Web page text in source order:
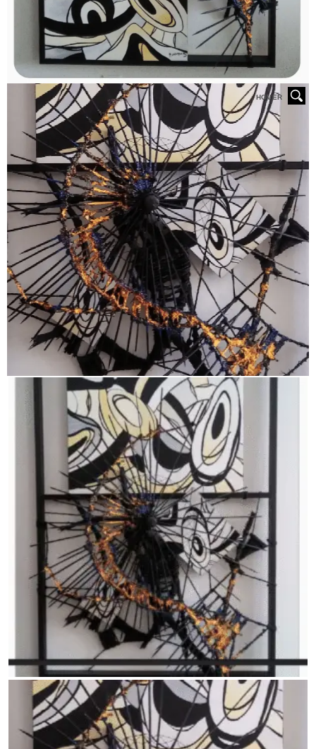
HOVER